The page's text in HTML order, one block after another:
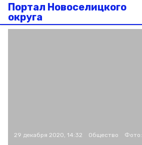
Портал Новоселицкого
округа
29 декабря 2020, 14:32 Общество Фото: